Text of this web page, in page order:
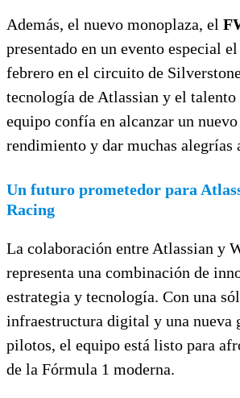
Además, el nuevo monoplaza, el
presentado en un evento especial
febrero en el circuito de
tecnología de Atlassian y el talento
equipo confía en alcanzar un
rendimiento y dar muchas alegrías
Un futuro prometedor para
Racing
La colaboración entre Atlassian y
representa una combinación de
estrategia y tecnología. Con una
infraestructura digital y una nueva
pilotos, el equipo está listo para
de la Fórmula 1 moderna.